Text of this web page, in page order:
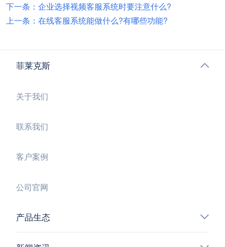
下一条：企业选择视频客服系统时要注意什么?
上一条：在线客服系统能做什么?有哪些功能?
菲莱克斯
关于我们
联系我们
客户案例
公司官网
产品生态